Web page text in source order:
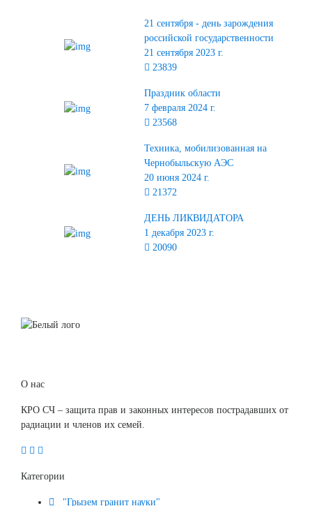
21 сентября - день зарождения
российской государственности
21 сентября 2023 г.
23839
Праздник области
7 февраля 2024 г.
23568
Техника, мобилизованная на
Чернобыльскую АЭС
20 июня 2024 г.
21372
ДЕНЬ ЛИКВИДАТОРА
1 декабря 2023 г.
20090
О нас
КРО СЧ – защита прав и законных интересов пострадавших от
радиации и членов их семей.
Категории
"Грызем гранит науки"